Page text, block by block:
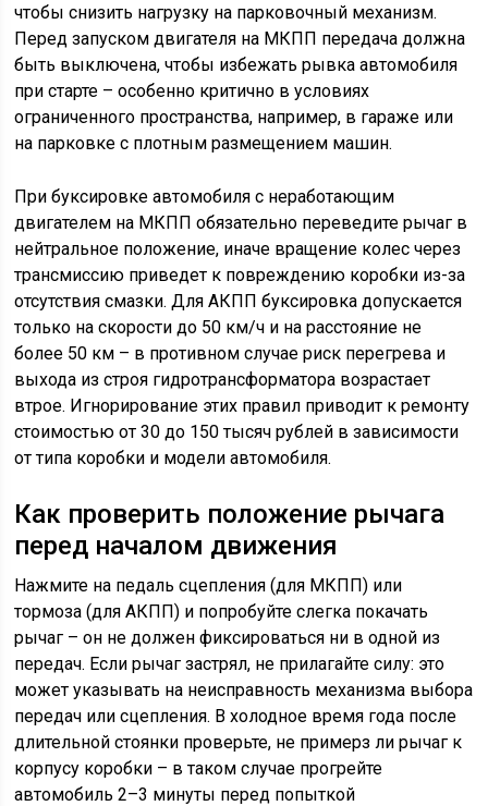
чтобы снизить нагрузку на парковочный механизм.
Перед запуском двигателя на МКПП передача должна
быть выключена, чтобы избежать рывка автомобиля
при старте – особенно критично в условиях
ограниченного пространства, например, в гараже или
на парковке с плотным размещением машин.
При буксировке автомобиля с неработающим
двигателем на МКПП обязательно переведите рычаг в
нейтральное положение, иначе вращение колес через
трансмиссию приведет к повреждению коробки из-за
отсутствия смазки. Для АКПП буксировка допускается
только на скорости до 50 км/ч и на расстояние не
более 50 км – в противном случае риск перегрева и
выхода из строя гидротрансформатора возрастает
втрое. Игнорирование этих правил приводит к ремонту
стоимостью от 30 до 150 тысяч рублей в зависимости
от типа коробки и модели автомобиля.
Как проверить положение рычага
перед началом движения
Нажмите на педаль сцепления (для МКПП) или
тормоза (для АКПП) и попробуйте слегка покачать
рычаг – он не должен фиксироваться ни в одной из
передач. Если рычаг застрял, не прилагайте силу: это
может указывать на неисправность механизма выбора
передач или сцепления. В холодное время года после
длительной стоянки проверьте, не примерз ли рычаг к
корпусу коробки – в таком случае прогрейте
автомобиль 2–3 минуты перед попыткой